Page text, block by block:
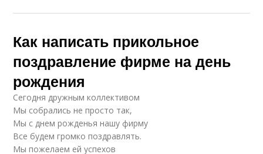
Как написать прикольное
поздравление фирме на день
рождения
Сегодня дружным коллективом
Мы собрались не просто так,
Мы с днем рожденья нашу фирму
Все будем громко поздравлять.
Мы пожелаем ей успехов